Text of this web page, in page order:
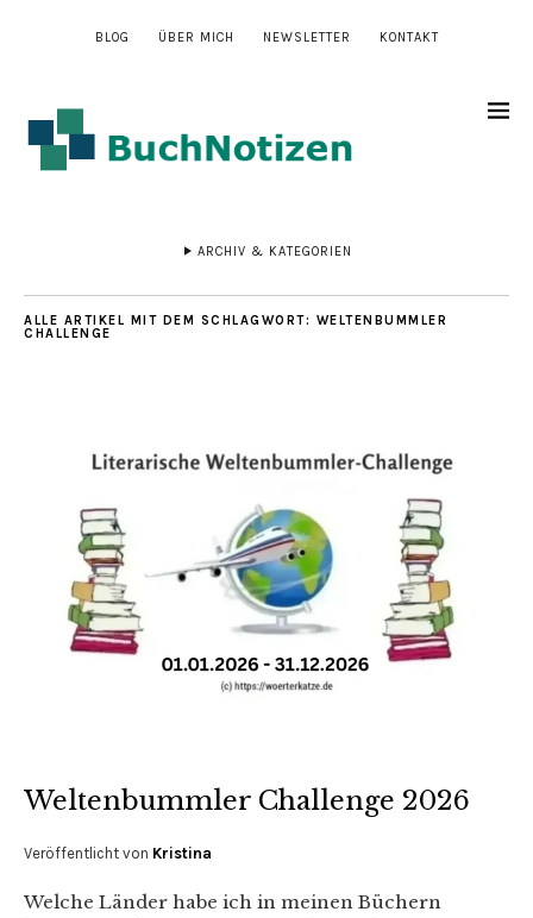
BLOG ÜBER MICH NEWSLETTER KONTAKT
ARCHIV & KATEGORIEN
ALLE ARTIKEL MIT DEM SCHLAGWORT: WELTENBUMMLER
CHALLENGE
Weltenbummler Challenge 2026
Veröffentlicht von Kristina
Welche Länder habe ich in meinen Büchern